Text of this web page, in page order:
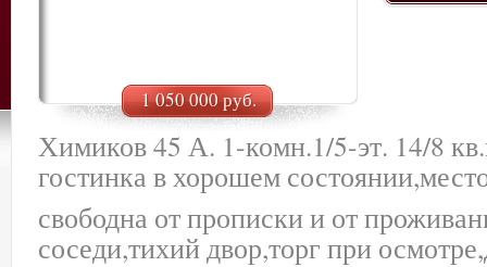
1 050 000 руб.
Химиков 45 А. 1-комн.1/5-эт. 14/8
гостинка в хорошем
свободна от прописки и от
соседи,тихий двор,торг при